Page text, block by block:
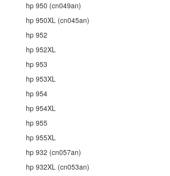
hp 950 (cn049an)
hp 950XL (cn045an)
hp 952
hp 952XL
hp 953
hp 953XL
hp 954
hp 954XL
hp 955
hp 955XL
hp 932 (cn057an)
hp 932XL (cn053an)